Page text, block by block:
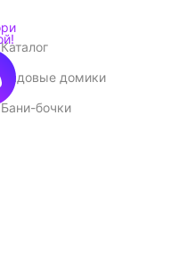
Каталог
Садовые домики
Бани-бочки